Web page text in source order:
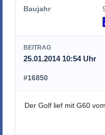
Baujahr
BEITRAG
25.01.2014 10:54 Uhr
#16850
Der Golf lief mit G60